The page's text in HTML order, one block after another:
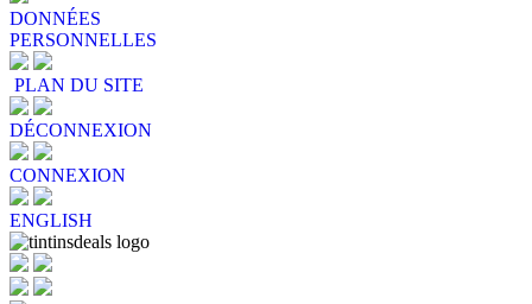
DONNÉES
PERSONNELLES
PLAN DU SITE
DÉCONNEXION
CONNEXION
ENGLISH